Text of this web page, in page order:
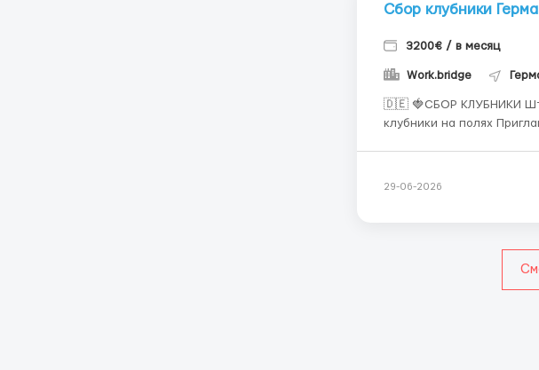
Сбор клубники
3200€ / в месяц
Work.bridge
🇩🇪 🍓СБОР КЛУБНИКИ Штутгарт ❗️
клубники на полях Приглашаем мужчин и женщин до 60 лет! WhatsApp
29-06-2026